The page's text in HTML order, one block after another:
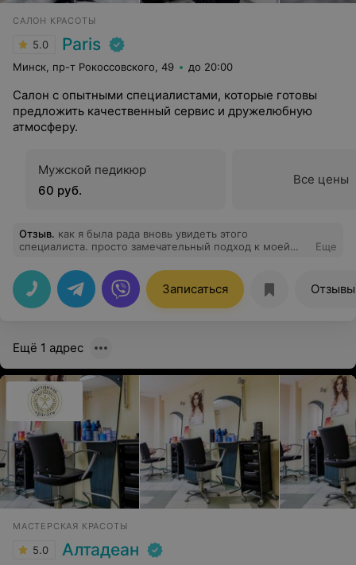
САЛОН КРАСОТЫ
5.0 Paris
Минск, пр-т Рокоссовского, 49 до 20:00
Салон с опытными специалистами, которые готовы
предложить качественный сервис и дружелюбную
атмосферу.
Мужской педикюр
60 руб.
Все цены
Отзыв. как я была рада вновь увидеть этого
специалиста. просто замечательный подход к моей
Еще
Записаться Отзывы
Ещё 1 адрес
МАСТЕРСКАЯ КРАСОТЫ
5.0 Алтадеан